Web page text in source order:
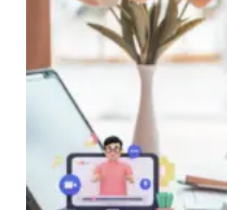
N
A
L
L
Y
F
R
I
E
D
L